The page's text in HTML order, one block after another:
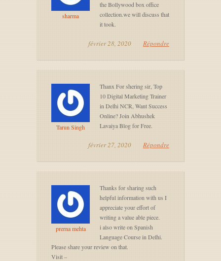
sharma
the Bollywood box office
collection.we will discuss that
it took.
février 28, 2020 Répondre
Tarun Singh
Thanx For shering sir, Top
10 Digital Marketing Trainer
in Delhi NCR, Want Success
Online? Join Abhushek
Lavaiya Blog for Free.
février 27, 2020 Répondre
prerna mehta
Thanks for sharing such
helpful information with us I
appreciate your effort of
writing a value able piece.
i also write on Spanish
Language Course in Delhi.
Please share your review on that.
Visit –